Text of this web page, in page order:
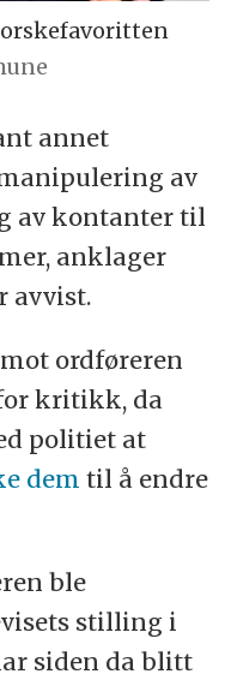
annet
av
av kontanter til
anklager
avvist.
ordføreren
kritikk, da
politiet at
dem til å endre
ble
stilling i
siden da blitt